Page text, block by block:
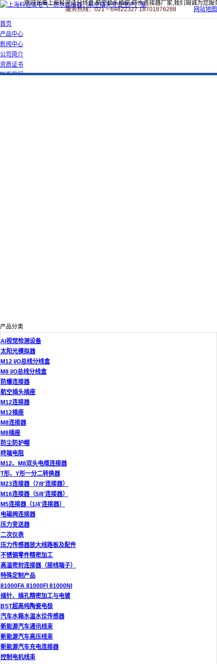
欢迎光临上海科迎法分线盒,航空插头插座,防水连接器厂家,我们竭诚为您服
服务热线：021－64822327 18701876288
网站地图
首页
产品中心
新闻中心
公司简介
资质证书
联系我们
产品分类
AI视觉检测设备
太阳光模拟器
M12 I/O总线分线盒
M8 I/O总线分线盒
防爆连接器
航空插头插座
M12连接器
M12插座
M8连接器
M8插座
防尘防护帽
终端电阻
M12、M8双头电缆连接器
T形、Y形一分二转换器
M23连接器（7/8'连接器）
M16连接器（5/8'连接器）
M5连接器（1/4'连接器）
电磁阀连接器
压力变送器
二次仪表
压力传感器放大线路板及配件
不锈钢零件精密加工
高温密封连接器（接线端子）
特殊定制产品
81000FA 81000FI 81000NI
插针、插孔精密加工与电镀
BST超高纯陶瓷电极
汽车水箱水温水位传感器
新能源汽车通讯线束
新能源汽车高压线束
新能源汽车充电连接器
控制电机线束